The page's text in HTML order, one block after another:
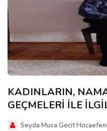
KADINLARIN,
GEÇMELERİ İLE
Seyda Musa Gecit